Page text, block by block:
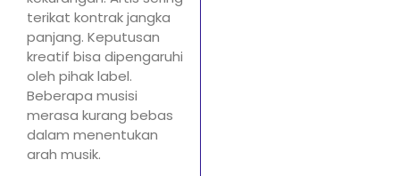
terikat kontrak jangka
panjang. Keputusan
kreatif bisa dipengaruhi
oleh pihak label.
Beberapa musisi
merasa kurang bebas
dalam menentukan
arah musik.